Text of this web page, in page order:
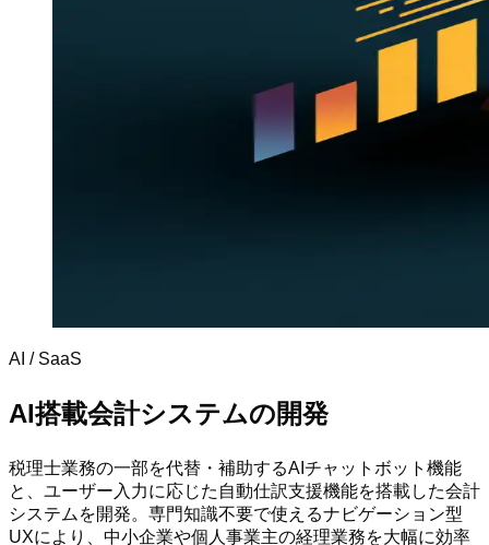
AI / SaaS
AI搭載会計システムの開発
税理士業務の一部を代替・補助するAIチャットボット機能
と、ユーザー入力に応じた自動仕訳支援機能を搭載した会計
システムを開発。専門知識不要で使えるナビゲーション型
UXにより、中小企業や個人事業主の経理業務を大幅に効率